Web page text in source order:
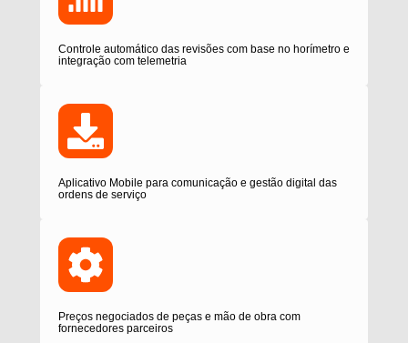
Controle automático das revisões com base no horímetro e
integração com telemetria
Aplicativo Mobile para comunicação e gestão digital das
ordens de serviço
Preços negociados de peças e mão de obra com
fornecedores parceiros